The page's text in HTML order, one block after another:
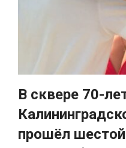
В сквере 70-
прошёл